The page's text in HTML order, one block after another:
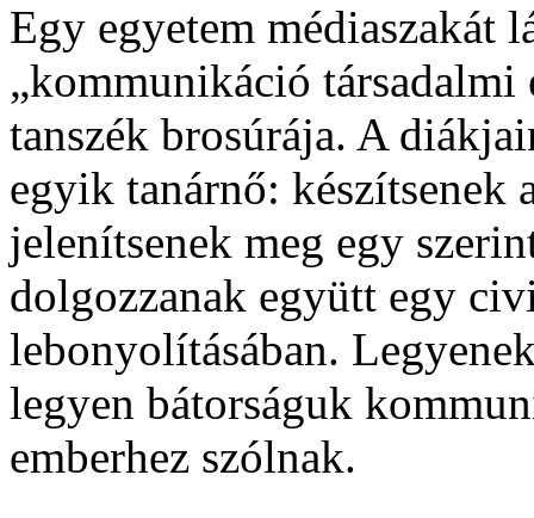
Egy egyetem médiaszakát
„kommunikáció
tanszék brosúrája. A
egyik tanárnő: készítsenek
jelenítsenek meg egy
dolgozzanak együtt egy
lebonyolításában.
legyen bátorságuk
emberhez szólnak.